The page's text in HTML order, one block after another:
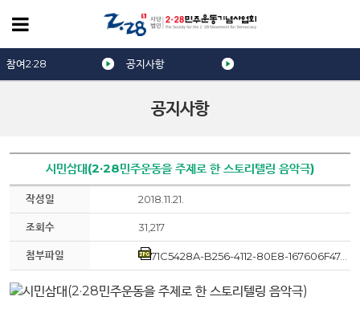
공지사항
참여2·28 공지사항
시민삼대(2·28민주운동을 주제로 한 스토리텔링 음악극)
작성일 2018.11.21.
조회수 31,217
첨부파일 71C5428A-B256-4112-80E8-167606F47ACF.jpe